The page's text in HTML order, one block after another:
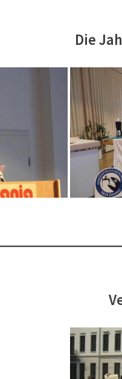
Die